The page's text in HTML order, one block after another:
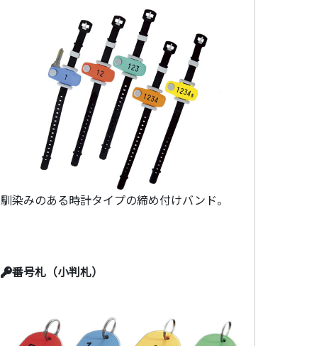
馴染みのある時計タイプの締め付けバンド。
番号札（小判札）